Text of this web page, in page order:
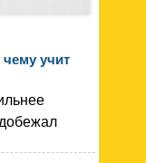
учит